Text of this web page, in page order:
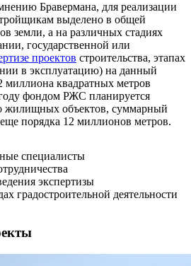
Бравермана, для реализации
выделено в общей
земли, а на различных стадиях
государственной или
проектов строительства, этапах
в эксплуатацию) на данный
миллиона квадратных метров
фондом РЖС планируется
жилищных объектов, суммарный
порядка 12 миллионов метров.
специалисты
экспертизы
градостроительной деятельности